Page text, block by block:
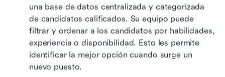
una base de datos centralizada y categorizada
de candidatos calificados. Su equipo puede
filtrar y ordenar a los candidatos por habilidades,
experiencia o disponibilidad. Esto les permite
identificar la mejor opción cuando surge un
nuevo puesto.